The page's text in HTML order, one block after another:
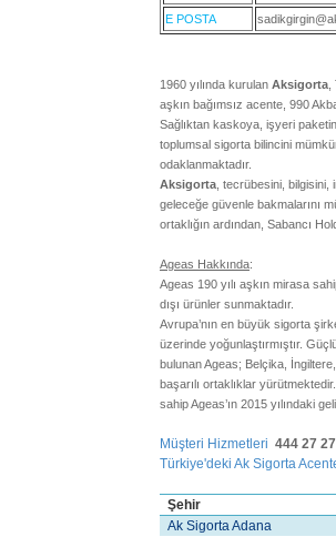
E POSTA
1960 yılında kurulan Aksigorta
aşkın bağımsız acente, 990
Sağlıktan kaskoya, işyeri
toplumsal sigorta bilincini
odaklanmaktadır.
Aksigorta , tecrübesini,
geleceğe güvenle bakmalarını
ortaklığın ardından, Sabancı
Ageas Hakkında:
Ageas 190 yılı aşkın mirasa
dışı ürünler sunmaktadır.
Avrupa’nın en büyük sigorta
üzerinde yoğunlaştırmıştır.
bulunan Ageas; Belçika,
başarılı ortaklıklar
sahip Ageas’ın 2015 yılındaki
Müşteri Hizmetleri 444 27 27
Türkiye'deki Ak Sigorta
Şehir
Ak Sigorta Adana